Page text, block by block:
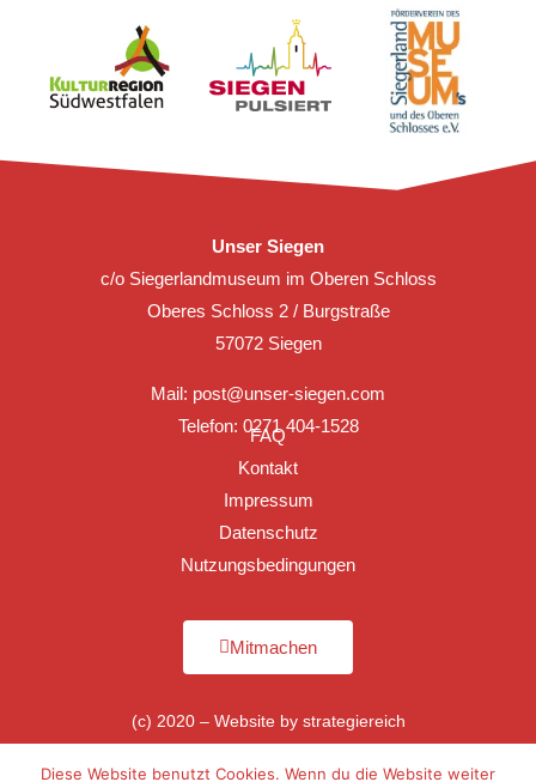
Unser Siegen
c/o Siegerlandmuseum im Oberen Schloss
Oberes Schloss 2 / Burgstraße
57072 Siegen
Mail: post@unser-siegen.com
Telefon: 0271 404-1528
FAQ
Kontakt
Impressum
Datenschutz
Nutzungsbedingungen
(c) 2020 – Website by strategiereich
Mitmachen
Diese Website benutzt Cookies. Wenn du die Website weiter